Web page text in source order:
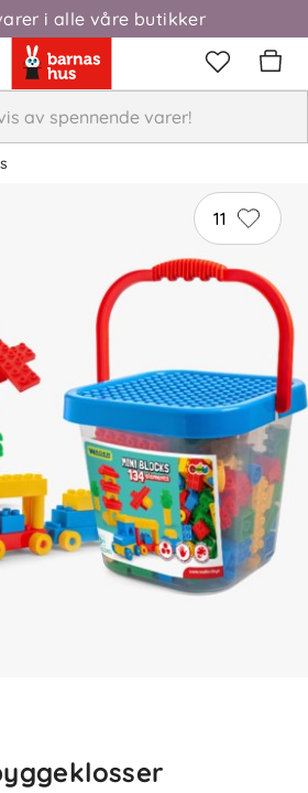
i alle våre butikker
frakt over 1000,-
11